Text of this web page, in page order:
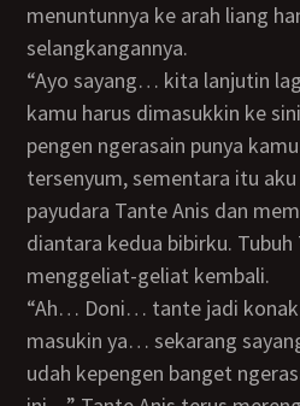
menuntunnya ke arah liang
selangkangannya.
“Ayo sayang… kita lanjutin lagi… sekarang punya
kamu harus dimasukkin ke
pengen ngerasain punya
tersenyum, sementara itu
payudara Tante Anis dan
diantara kedua bibirku. Tubuh
menggeliat-geliat kembali.
“Ah… Doni… tante jadi konak lagi… punya kamu
masukin ya… sekarang
udah kepengen banget